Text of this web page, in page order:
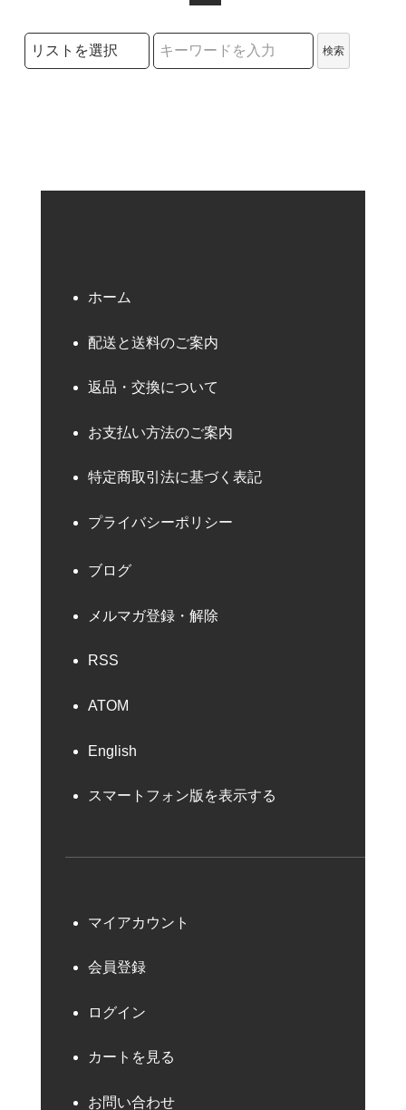
検索リストの選択
検索
ホーム
配送と送料のご案内
返品・交換について
お支払い方法のご案内
特定商取引法に基づく表記
プライバシーポリシー
ブログ
メルマガ登録・解除
RSS
ATOM
English
スマートフォン版を表示する
マイアカウント
会員登録
ログイン
カートを見る
お問い合わせ